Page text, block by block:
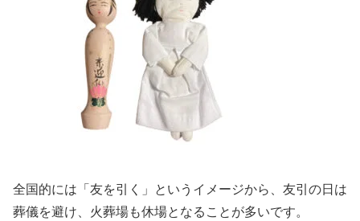
全国的には「友を引く」というイメージから、友引の日は
葬儀を避け、火葬場も休場となることが多いです。